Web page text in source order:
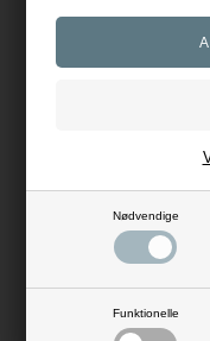
Nødvendige
Funktionelle
Elt Fehmarn
Elt